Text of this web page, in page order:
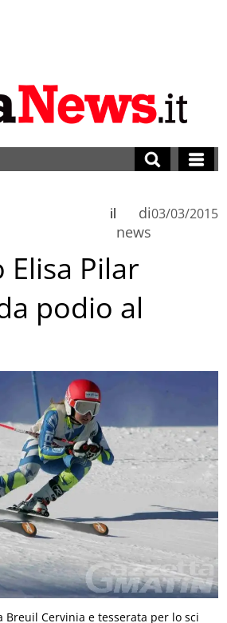
di
news
il 03/03/2015
Elisa Pilar
podio al
Breuil Cervinia e tesserata per lo sci